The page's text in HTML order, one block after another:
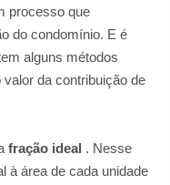
processo que
do condomínio. E é
alguns métodos
da contribuição de
fração ideal . Nesse
à área de cada unidade